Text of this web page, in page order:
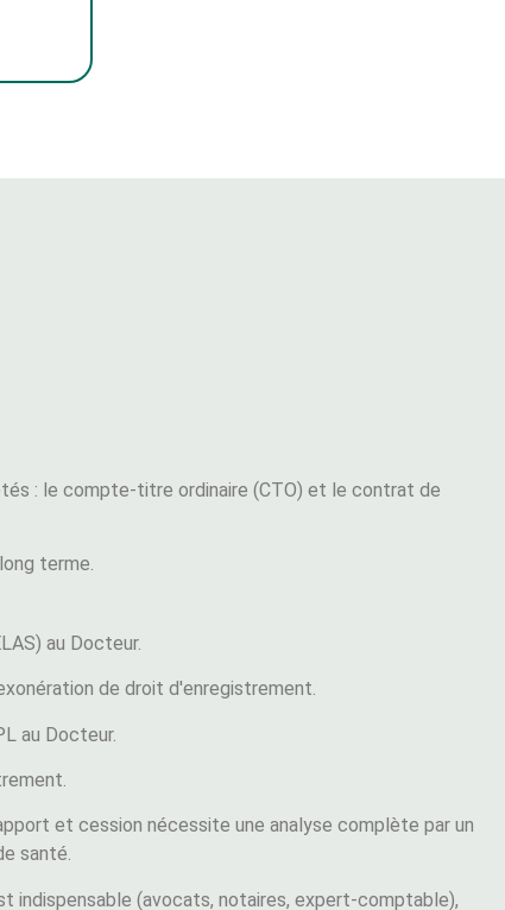
: le compte-titre ordinaire (CTO) et le contrat de
terme.
au Docteur.
de droit d'enregistrement.
au Docteur.
et cession nécessite une analyse complète par un
santé.
indispensable (avocats, notaires, expert-comptable),